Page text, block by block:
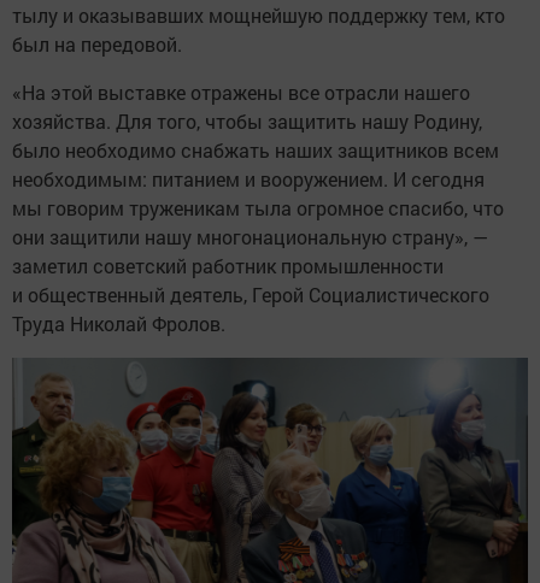
тылу и оказывавших мощнейшую поддержку тем, кто
был на передовой.
«На этой выставке отражены все отрасли нашего
хозяйства. Для того, чтобы защитить нашу Родину,
было необходимо снабжать наших защитников всем
необходимым: питанием и вооружением. И сегодня
мы говорим труженикам тыла огромное спасибо, что
они защитили нашу многонациональную страну», —
заметил советский работник промышленности
и общественный деятель, Герой Социалистического
Труда Николай Фролов.